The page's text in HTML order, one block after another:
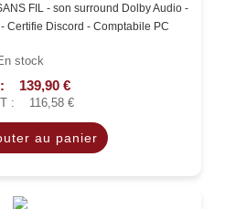
FIL - son surround Dolby Audio -
Certifie Discord - Comptabile PC
stock
139,90 €
: 116,58 €